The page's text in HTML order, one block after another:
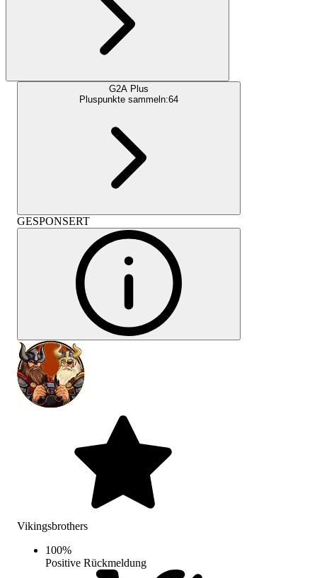
G2A Plus
Pluspunkte sammeln:64
GESPONSERT
Vikingsbrothers
100%
Positive Rückmeldung